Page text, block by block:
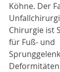
Köhne. Der
Chirurgie ist
für Fuß- und